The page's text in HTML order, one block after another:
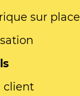
sur place
client